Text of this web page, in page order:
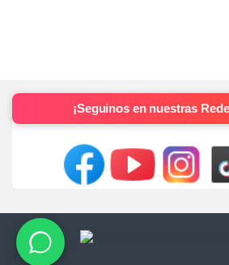
¡Seguinos en nuestras